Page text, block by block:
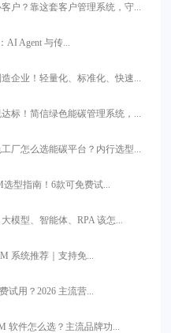
户？靠这套客户管理系统，守...
AI Agent 与传...
企业！轻量化、标准化、快速...
标！简信绿色能碳管理系统，...
厂怎么选能碳平台？内行选型...
选型指南！6款可免费试...
模型、智能体、RPA 该怎...
系统推荐｜支持免...
试用？2026 主流营...
软件怎么选？主流品牌功...